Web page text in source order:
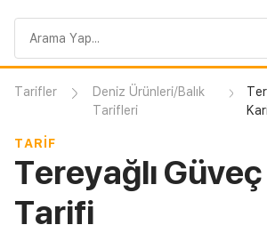
sorgusu
Tarifler
Deniz Ürünleri/Balık
Tarifleri
TARIF
Tereyağlı
Tarifi